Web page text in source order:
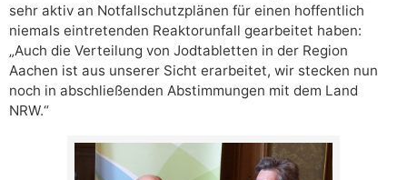
sehr aktiv an Notfallschutzplänen für einen hoffentlich
niemals eintretenden Reaktorunfall gearbeitet haben:
„Auch die Verteilung von Jodtabletten in der Region
Aachen ist aus unserer Sicht erarbeitet, wir stecken nun
noch in abschließenden Abstimmungen mit dem Land
NRW.“